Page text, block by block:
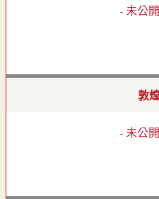
- 未公
敦
- 未公